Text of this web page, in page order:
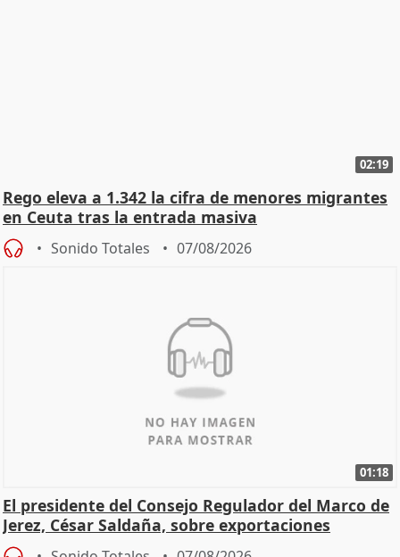
02:19
Rego eleva a 1.342 la cifra de menores migrantes
en Ceuta tras la entrada masiva
Sonido Totales 07/08/2026
01:18
El presidente del Consejo Regulador del Marco de
Jerez, César Saldaña, sobre exportaciones